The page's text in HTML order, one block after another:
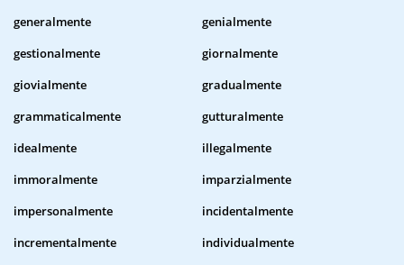
generalmente
genialmente
gestionalmente
giornalmente
giovialmente
gradualmente
grammaticalmente
gutturalmente
idealmente
illegalmente
immoralmente
imparzialmente
impersonalmente
incidentalmente
incrementalmente
individualmente